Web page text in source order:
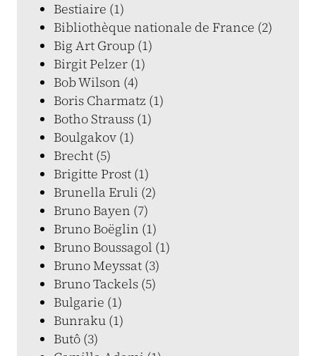
Bestiaire (1)
Bibliothèque nationale de France (2)
Big Art Group (1)
Birgit Pelzer (1)
Bob Wilson (4)
Boris Charmatz (1)
Botho Strauss (1)
Boulgakov (1)
Brecht (5)
Brigitte Prost (1)
Brunella Eruli (2)
Bruno Bayen (7)
Bruno Boëglin (1)
Bruno Boussagol (1)
Bruno Meyssat (3)
Bruno Tackels (5)
Bulgarie (1)
Bunraku (1)
Butô (3)